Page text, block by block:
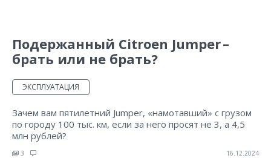
Подержанный Citroen Jumper –
брать или не брать?
ЭКСПЛУАТАЦИЯ
Зачем вам пятилетний Jumper, «намотавший» с грузом
по городу 100 тыс. км, если за него просят не 3, а 4,5
млн рублей?
3 16.12.2024